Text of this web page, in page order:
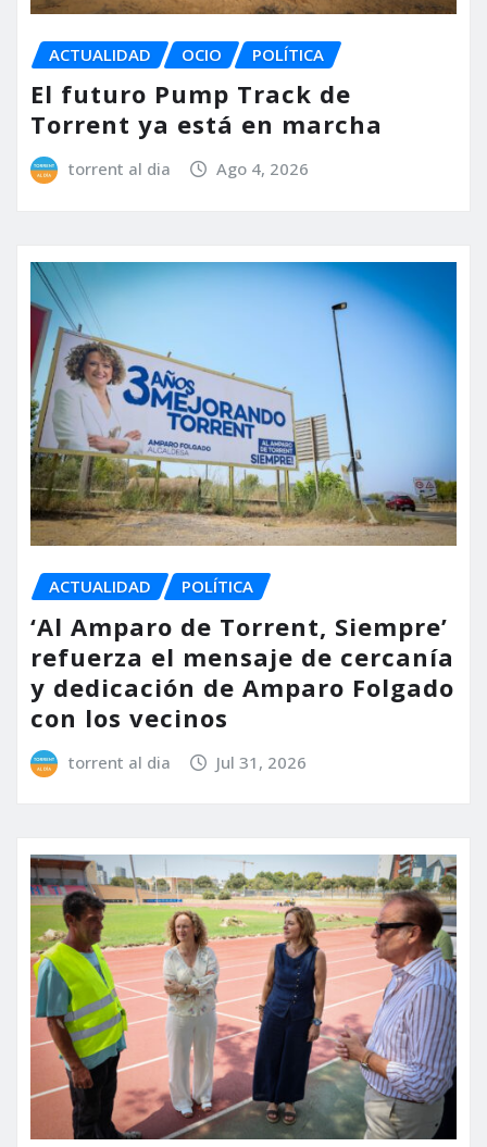
ACTUALIDAD OCIO POLÍTICA
El futuro Pump Track de
Torrent ya está en marcha
torrent al dia Ago 4, 2026
ACTUALIDAD POLÍTICA
‘Al Amparo de Torrent, Siempre’
refuerza el mensaje de cercanía
y dedicación de Amparo Folgado
con los vecinos
torrent al dia Jul 31, 2026